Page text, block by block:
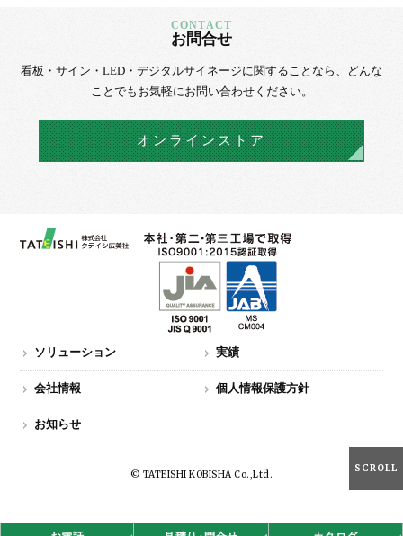
SCROLL
お問合せ
看板・サイン・LED・デジタルサイネージに関することなら、
どんな
ことでもお気軽にお問い合わせください。
オンラインストア
ソリューション 実績
会社情報 個人情報保護方針
お知らせ
© TATEISHI KOBISHA Co.,Ltd.